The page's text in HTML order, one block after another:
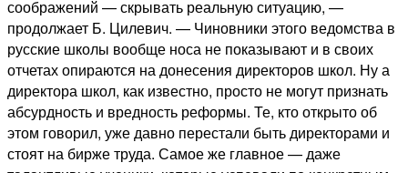
соображений — скрывать реальную ситуацию, —
продолжает Б. Цилевич. — Чиновники этого ведомства в
русские школы вообще носа не показывают и в своих
отчетах опираются на донесения директоров школ. Ну а
директора школ, как известно, просто не могут признать
абсурдность и вредность реформы. Те, кто открыто об
этом говорил, уже давно перестали быть директорами и
стоят на бирже труда. Самое же главное — даже